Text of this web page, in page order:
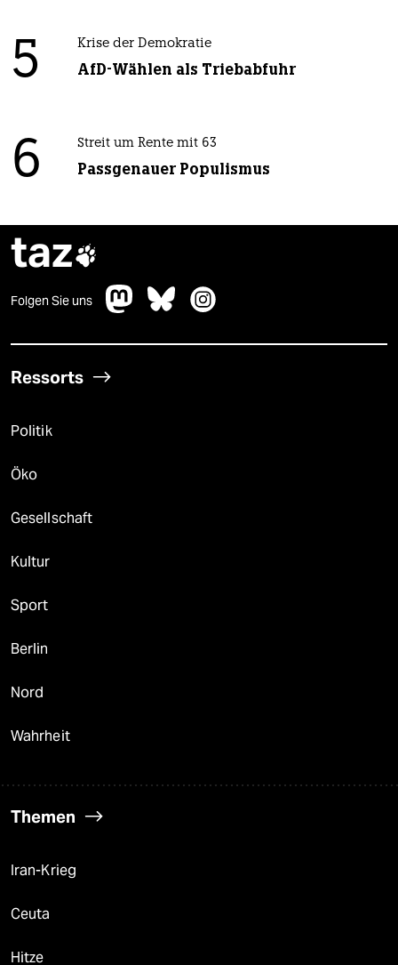
5 Krise der Demokratie
AfD-Wählen als Triebabfuhr
6 Streit um Rente mit 63
Passgenauer Populismus
taz
Folgen Sie uns
Ressorts
Politik
Öko
Gesellschaft
Kultur
Sport
Berlin
Nord
Wahrheit
Themen
Iran-Krieg
Ceuta
Hitze